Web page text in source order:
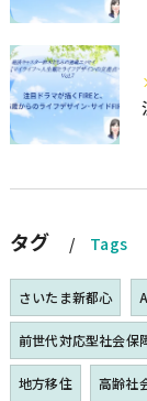
タグ Tags
さいたま新都心
前世代対応型社会保
地方移住 高齢社